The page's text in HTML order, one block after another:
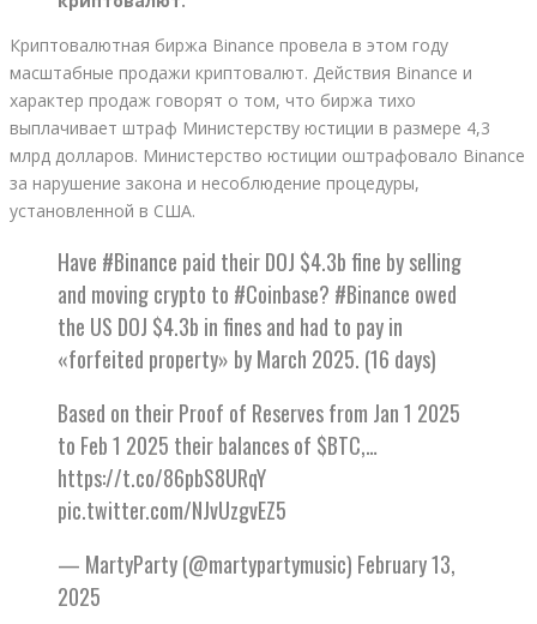
Криптовалютная биржа Binance провела в этом году
масштабные продажи криптовалют. Действия Binance и
характер продаж говорят о том, что биржа тихо
выплачивает штраф Министерству юстиции в размере 4,3
млрд долларов. Министерство юстиции оштрафовало Binance
за нарушение закона и несоблюдение процедуры,
установленной в США.
Have #Binance paid their DOJ $4.3b fine by selling
and moving crypto to #Coinbase? #Binance owed
the US DOJ $4.3b in fines and had to pay in
«forfeited property» by March 2025. (16 days)
Based on their Proof of Reserves from Jan 1 2025
to Feb 1 2025 their balances of $BTC,…
https://t.co/86pbS8URqY
pic.twitter.com/NJvUzgvEZ5
— MartyParty (@martypartymusic) February 13,
2025